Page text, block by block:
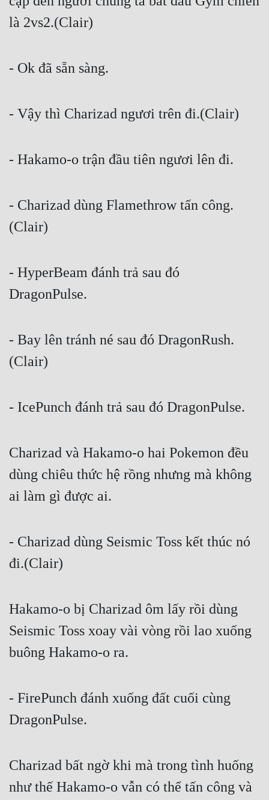
Đô Thị
Cẩu Đạo Trường Sinh
Vô Địch Lưu
Đam Mỹ
Đẹp
Tính Cách Nhân Vật :
Điềm Đạm
là 2vs2.(Clair)
- Ok đã sẵn sàng.
- Vậy thì Charizad ngươi trên đi.(Clair)
- Hakamo-o trận đầu tiên ngươi lên đi.
- Charizad dùng Flamethrow tấn công.
(Clair)
- HyperBeam đánh trả sau đó
DragonPulse.
- Bay lên tránh né sau đó DragonRush.
(Clair)
- IcePunch đánh trả sau đó DragonPulse.
Charizad và Hakamo-o hai Pokemon đều
dùng chiêu thức hệ rồng nhưng mà không
ai làm gì được ai.
- Charizad dùng Seismic Toss kết thúc nó
đi.(Clair)
Hakamo-o bị Charizad ôm lấy rồi dùng
Seismic Toss xoay vài vòng rồi lao xuống
buông Hakamo-o ra.
- FirePunch đánh xuống đất cuối cùng
DragonPulse.
Charizad bất ngờ khi mà trong tình huống
như thế Hakamo-o vẫn có thể tấn công và